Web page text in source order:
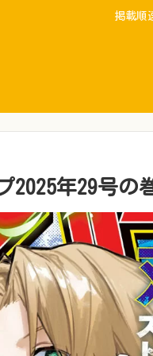
掲載順
2025年29号の